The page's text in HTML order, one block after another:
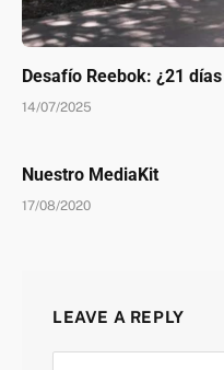
Desafío Reebok: ¿21
14/07/2025
Nuestro MediaKit
17/08/2020
LEAVE A REPLY